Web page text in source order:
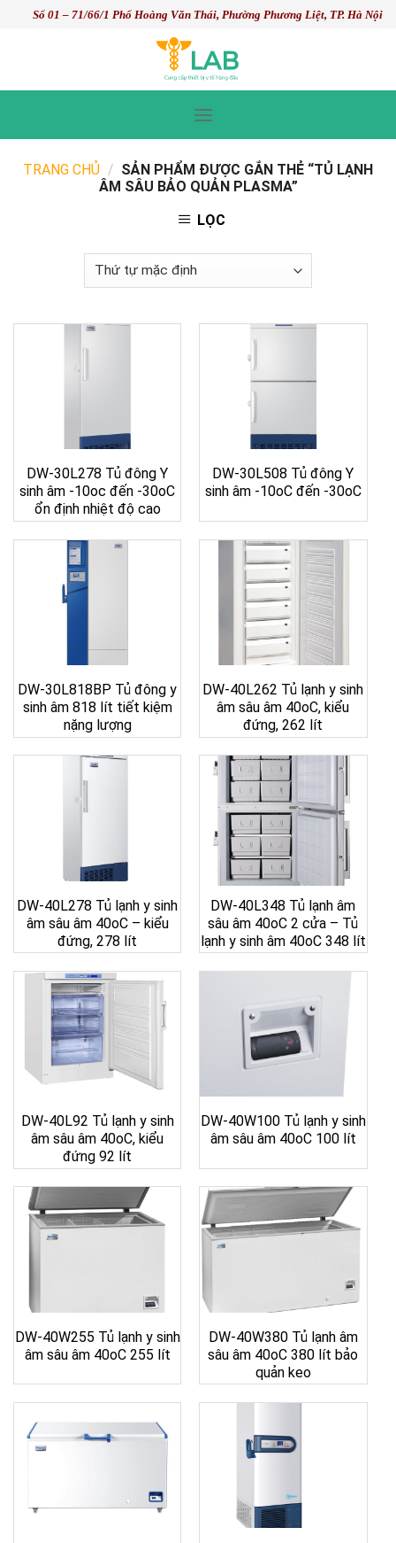
Số 01 – 71/66/1 Phố Hoàng Văn Thái, Phường Phương Liệt, TP. Hà Nội
TRANG CHỦ / SẢN PHẨM ĐƯỢC GẮN THẺ “TỦ LẠNH
ÂM SÂU BẢO QUẢN PLASMA”
LỌC
DW-30L278 Tủ đông Y
sinh âm -10oc đến -30oC
ổn định nhiệt độ cao
DW-30L508 Tủ đông Y
sinh âm -10oC đến -30oC
DW-30L818BP Tủ đông y
sinh âm 818 lít tiết kiệm
nặng lượng
DW-40L262 Tủ lạnh y sinh
âm sâu âm 40oC, kiểu
đứng, 262 lít
DW-40L278 Tủ lạnh y sinh
âm sâu âm 40oC – kiểu
đứng, 278 lít
DW-40L348 Tủ lạnh âm
sâu âm 40oC 2 cửa – Tủ
lạnh y sinh âm 40oC 348 lít
DW-40L92 Tủ lạnh y sinh
âm sâu âm 40oC, kiểu
đứng 92 lít
DW-40W100 Tủ lạnh y sinh
âm sâu âm 40oC 100 lít
DW-40W255 Tủ lạnh y sinh
âm sâu âm 40oC 255 lít
DW-40W380 Tủ lạnh âm
sâu âm 40oC 380 lít bảo
quản keo